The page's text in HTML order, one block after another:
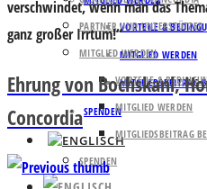
VORTEILE &
MITGLIED WERDEN
MITGLIEDSBEITRAG
SPENDEN
PARTNER UND UNTERSTÜTZER
MITGLIED WERDEN
VORTEILE &
MITGLIED WERDEN
MITGLIEDSBEITRAG
SPENDEN
verschwindet, wenn man das
ganz großer Irrtum!“
Ehrung von Bochskanl,
Concordia